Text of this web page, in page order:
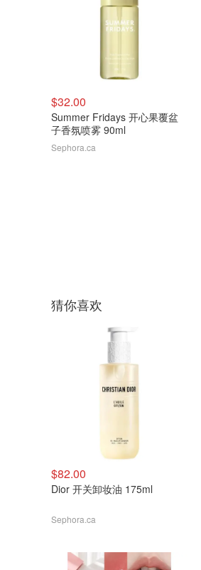
$32.00
Summer Fridays 开心果覆盆
子香氛喷雾 90ml
Sephora.ca
猜你喜欢
$82.00
Dior 开关卸妆油 175ml
Sephora.ca